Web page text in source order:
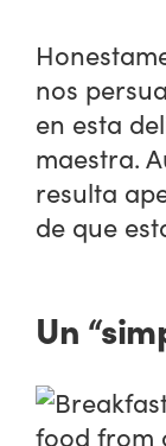
nos
en esta
maestra.
resulta
de que
Un